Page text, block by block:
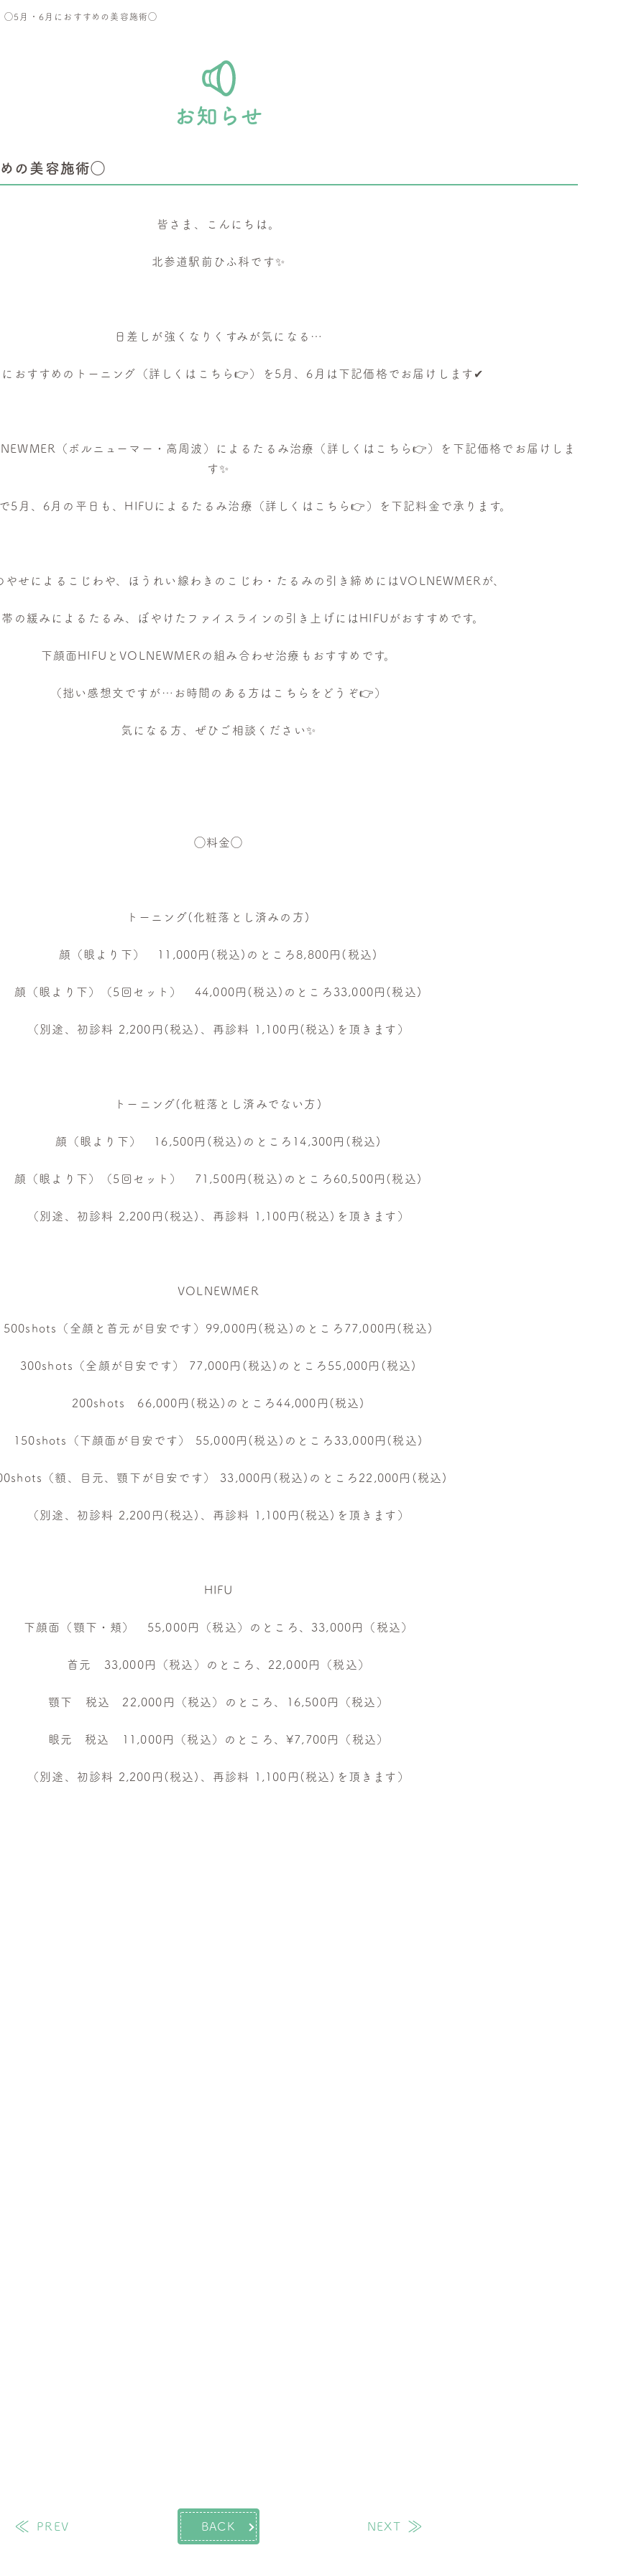
◯5月・6月におすすめの美容施術◯
お知らせ
の美容施術◯
皆さま、こんにちは。
北参道駅前ひふ科です✨
日差しが強くなりくすみが気になる…
おすすめのトーニング（詳しくはこちら👉 ）を5月、6月は下記価格でお届けします✔︎
（ボルニューマー・高周波）によるたるみ治療（詳しくはこちら 👉 ）を下記価格でお届けしま
す✨
5月、6月の平日も、HIFUによるたるみ治療（詳しくはこちら👉 ）を下記料金で承ります。
やせによるこじわや、ほうれい線わきのこじわ・たるみの引き締めにはVOLNEWMERが、
の緩みによるたるみ、ぼやけたファイスラインの引き上げにはHIFUがおすすめです。
下顔面HIFUとVOLNEWMERの組み合わせ治療もおすすめです。
（拙い感想文ですが…お時間のある方はこちらをどうぞ👉 ）
気になる方、ぜひご相談ください✨
◯料金◯
トーニング(化粧落とし済みの方)
顔（眼より下） 11,000円(税込)のところ8,800円(税込)
顔（眼より下）（5回セット） 44,000円(税込)のところ33,000円(税込)
（別途、初診料 2,200円(税込)、再診料 1,100円(税込)を頂きます）
トーニング(化粧落とし済みでない方)
顔（眼より下） 16,500円(税込)のところ14,300円(税込)
顔（眼より下）（5回セット） 71,500円(税込)のところ60,500円(税込)
（別途、初診料 2,200円(税込)、再診料 1,100円(税込)を頂きます）
VOLNEWMER
500shots（全顔と首元が目安です）99,000円(税込)のところ77,000円(税込)
300shots（全顔が目安です） 77,000円(税込)のところ55,000円(税込)
200shots 66,000円(税込)のところ44,000円(税込)
150shots（下顔面が目安です） 55,000円(税込)のところ33,000円(税込)
（額、目元、顎下が目安です） 33,000円(税込)のところ22,000円(税込)
（別途、初診料 2,200円(税込)、再診料 1,100円(税込)を頂きます）
HIFU
下顔面（顎下・頬） 55,000円（税込）のところ、33,000円（税込）
首元 33,000円（税込）のところ、22,000円（税込）
顎下 税込 22,000円（税込）のところ、16,500円（税込）
眼元 税込 11,000円（税込）のところ、¥7,700円（税込）
（別途、初診料 2,200円(税込)、再診料 1,100円(税込)を頂きます）
PREV BACK
次の投稿
NEXT